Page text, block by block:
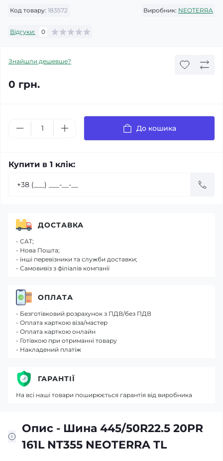
Код товару: 183572 Виробник: NEOTERRA
Відгуки: 0
Знайшли дешевше?
0 грн.
До кошика
Купити в 1 клік:
Опис - Шина 445/50R22.5 20PR
161L NT355 NEOTERRA TL
ДОСТАВКА
- САТ;
- Нова Пошта;
- інші перевізники та служби доставки;
- Самовивіз з філіалів компанії
ОПЛАТА
- Безготівковий розрахунок з ПДВ/без ПДВ
- Оплата карткою віза/мастер
- Оплата карткою онлайн
- Готівкою при отриманні товару
- Накладений платіж
ГАРАНТІЇ
На всі наші товари поширюється гарантія від виробника